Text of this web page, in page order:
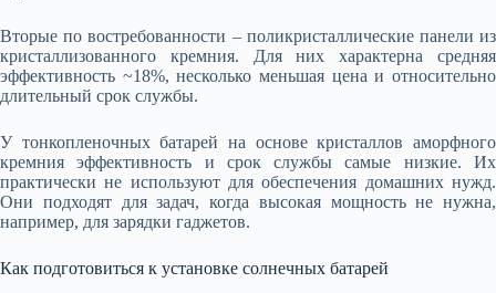
Вторые по востребованности – поликристаллические панели из
кристаллизованного кремния. Для них характерна средняя
эффективность ~18%, несколько меньшая цена и относительно
длительный срок службы.
У тонкопленочных батарей на основе кристаллов аморфного
кремния эффективность и срок службы самые низкие. Их
практически не используют для обеспечения домашних нужд.
Они подходят для задач, когда высокая мощность не нужна,
например, для зарядки гаджетов.
Как подготовиться к установке солнечных батарей